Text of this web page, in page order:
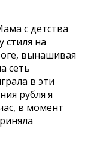
с детства
стиля на
вынашивая
сеть
в эти
рубля я
в момент